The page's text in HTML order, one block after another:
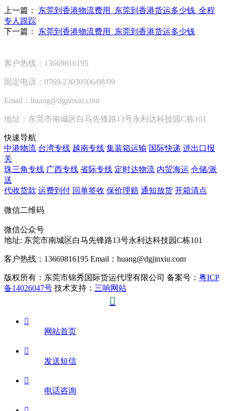
上一篇： 东莞到香港物流费用_东莞到香港货运多少钱_全程
专人跟踪
下一篇： 东莞到香港物流费用_东莞到香港货运多少钱
客户热线：13669816195
固定电话：0769-23030506/08/09
Email：huang@dgjinxiu.com
地址：东莞市南城区白马先锋路13号永利达科技园C栋101
快速导航
中港物流 台湾专线 越南专线 集装箱运输 国际快递 进出口报
关
珠三角专线 广西专线 省际专线 定时达物流 内贸海运 仓储/派
送
代收货款 运费到付 回单签收 保价理赔 通知放货 开箱清点
微信二维码
微信公众号
地址: 东莞市南城区白马先锋路13号永利达科技园C栋101
客户热线：13669816195 Email：huang@dgjinxiu.com
版权所有：东莞市锦秀国际货运代理有限公司 备案号： 粤ICP
备14026047号 技术支持： 三响网站


网站首页

发送短信

电话咨询